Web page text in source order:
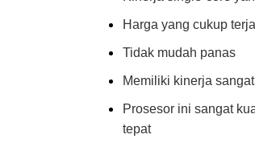
Harga yang cukup
Tidak mudah panas
Memiliki kinerja
Prosesor ini sangat
tepat